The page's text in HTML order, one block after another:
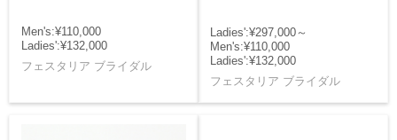
Men's:¥110,000
Ladies':¥132,000
フェスタリア ブライダル
Ladies':¥297,000～
Men's:¥110,000
Ladies':¥132,000
フェスタリア ブライダル